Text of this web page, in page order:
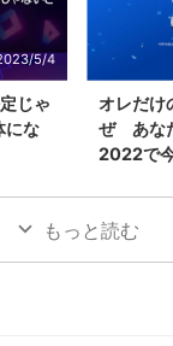
5/4
じゃ
にな
オレだけ
ぜ あな
2022で
もっと読む